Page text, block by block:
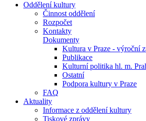
Oddělení kultury
Činnost oddělení
Rozpočet
Kontakty
Dokumenty
Kultura v Praze - výroční
Publikace
Kulturní politika hl. m.
Ostatní
Podpora kultury v Praze
FAQ
Aktuality
Informace z oddělení kultury
Tiskové zprávy